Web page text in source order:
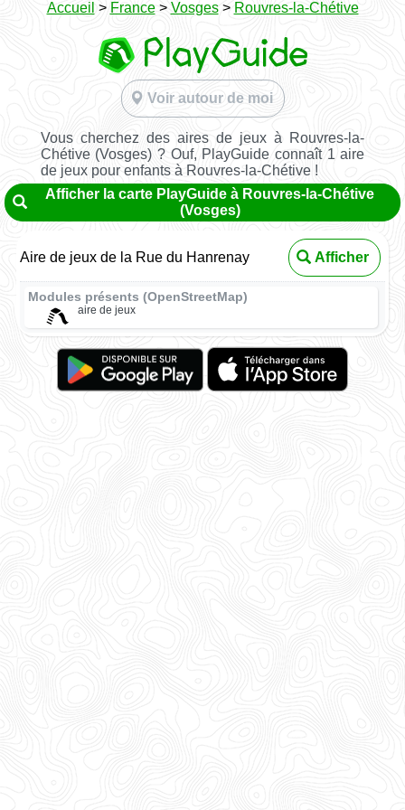
Accueil > France> Vosges> Rouvres-la-Chétive
Voir autour de moi
Vous cherchez des aires de jeux à Rouvres-la-
Chétive (Vosges) ? Ouf, PlayGuide connaît 1 aire
de jeux pour enfants à Rouvres-la-Chétive !
Afficher la carte PlayGuide à Rouvres-la-Chétive
(Vosges)
Aire de jeux de la Rue du Hanrenay Afficher
Modules présents (OpenStreetMap)
aire de jeux